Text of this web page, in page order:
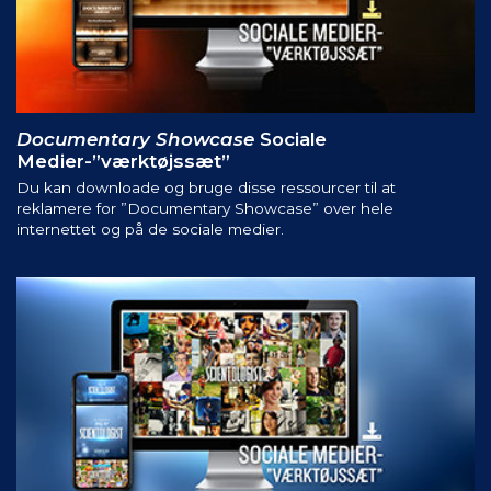
Documentary Showcase Sociale
Medier-”værktøjssæt”
Du kan downloade og bruge disse ressourcer til at
reklamere for ”Documentary Showcase” over hele
internettet og på de sociale medier.